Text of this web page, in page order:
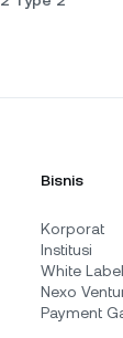
Bisnis
Korporat
Institusi
White Label
Nexo
Payment